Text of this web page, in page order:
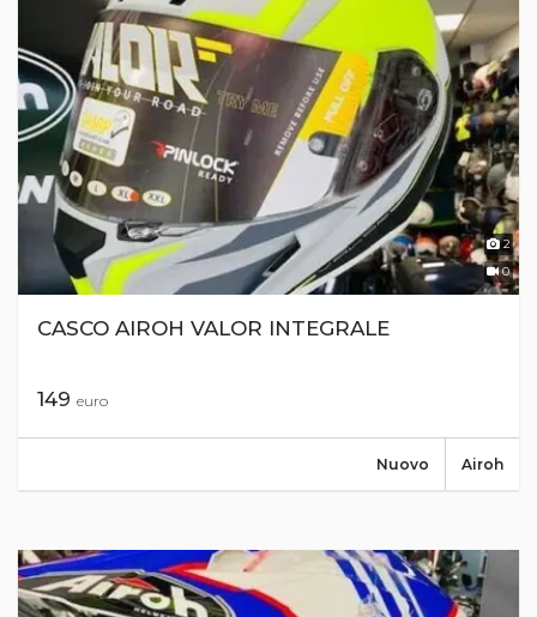
2
0
CASCO AIROH VALOR INTEGRALE
149 euro
Airoh
Nuovo